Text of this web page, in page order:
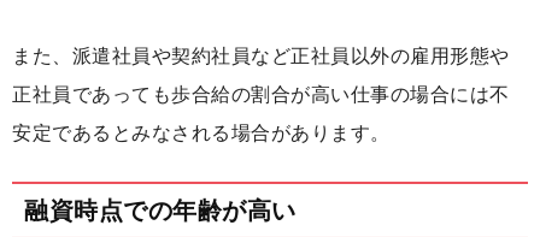
また、派遣社員や契約社員など正社員以外の雇用形態や
正社員であっても歩合給の割合が高い仕事の場合には不
安定であるとみなされる場合があります。
融資時点での年齢が高い